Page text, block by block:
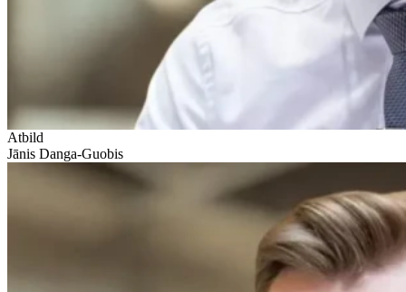
Atbild
Jānis Danga-Guobis